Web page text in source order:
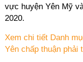
vực huyện Yên Mỹ
2020.
Xem chi tiết Danh
Yên chấp thuận phải